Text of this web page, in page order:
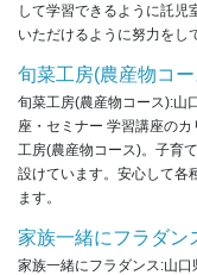
して学習できるように託児
いただけるように努力をし
旬菜工房(農産物コ
旬菜工房(農産物コース):山
座・セミナー 学習講座の
工房(農産物コース)。子育
設けています。安心して各
ます。
家族一緒にフラダン
家族一緒にフラダンス:山